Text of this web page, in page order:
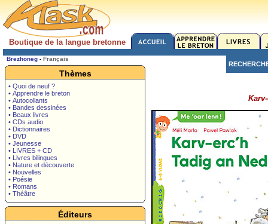
Boutique de la langue bretonne
Brezhoneg - Français
Thèmes
• Quoi de neuf ?
• Apprendre le breton
• Autocollants
• Bandes dessinées
• Beaux livres
• CDs audio
• Dictionnaires
• DVD
• Jeunesse
• LIVRES + CD
• Livres bilingues
• Nature et découverte
• Nouvelles
• Poésie
• Romans
• Théâtre
Éditeurs